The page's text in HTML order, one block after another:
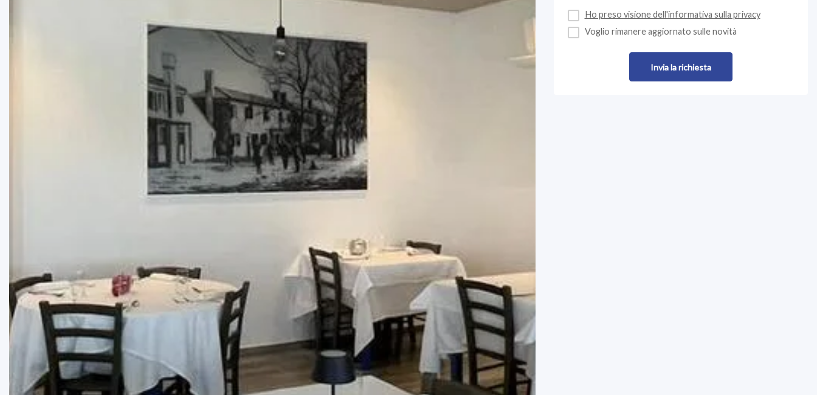
Ho preso visione dell'informativa sulla privacy
Voglio rimanere aggiornato sulle novità
Invia la richiesta